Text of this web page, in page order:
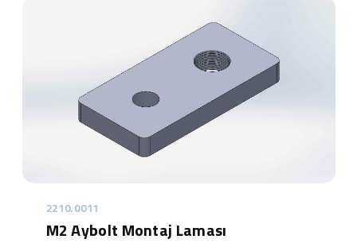
2210.0011
M2 Aybolt Montaj Laması